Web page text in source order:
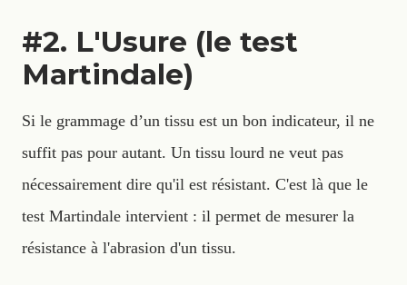
#2. L'Usure (le test
Martindale)
Si le grammage d’un tissu est un bon indicateur, il ne
suffit pas pour autant. Un tissu lourd ne veut pas
nécessairement dire qu'il est résistant. C'est là que le
test Martindale intervient : il permet de mesurer la
résistance à l'abrasion d'un tissu.